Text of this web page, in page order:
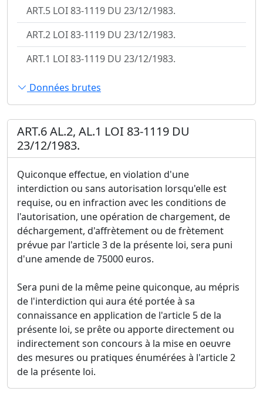
ART.5 LOI 83-1119 DU 23/12/1983.
ART.2 LOI 83-1119 DU 23/12/1983.
ART.1 LOI 83-1119 DU 23/12/1983.
Données brutes
ART.6 AL.2, AL.1 LOI 83-1119 DU
23/12/1983.
Quiconque effectue, en violation d'une
interdiction ou sans autorisation lorsqu'elle est
requise, ou en infraction avec les conditions de
l'autorisation, une opération de chargement, de
déchargement, d'affrètement ou de frètement
prévue par l'article 3 de la présente loi, sera puni
d'une amende de 75000 euros.
Sera puni de la même peine quiconque, au mépris
de l'interdiction qui aura été portée à sa
connaissance en application de l'article 5 de la
présente loi, se prête ou apporte directement ou
indirectement son concours à la mise en oeuvre
des mesures ou pratiques énumérées à l'article 2
de la présente loi.